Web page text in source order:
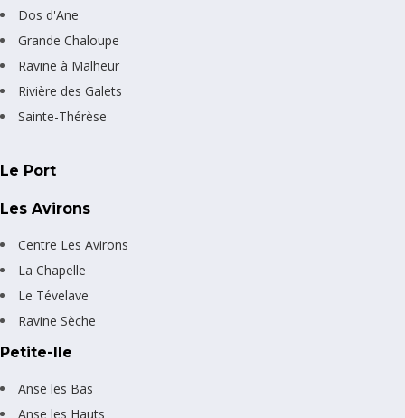
Dos d'Ane
Grande Chaloupe
Ravine à Malheur
Rivière des Galets
Sainte-Thérèse
Le Port
Les Avirons
Centre Les Avirons
La Chapelle
Le Tévelave
Ravine Sèche
Petite-Ile
Anse les Bas
Anse les Hauts